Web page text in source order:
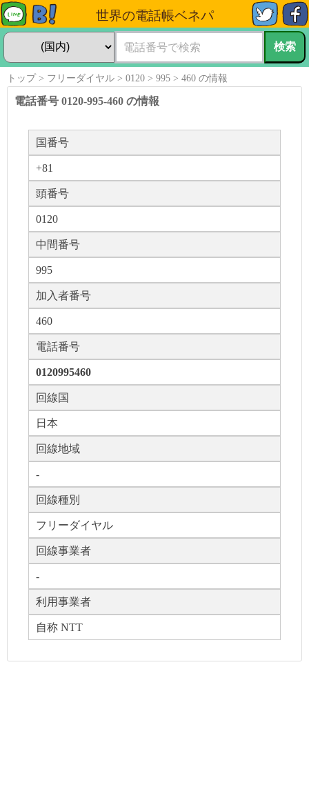
世界の電話帳ベネパ
トップ フリーダイヤル 0120 995 460 の情報
電話番号 0120-995-460 の情報
国番号
+81
頭番号
0120
中間番号
995
加入者番号
460
電話番号
0120995460
回線国
日本
回線地域
-
回線種別
フリーダイヤル
回線事業者
-
利用事業者
自称 NTT